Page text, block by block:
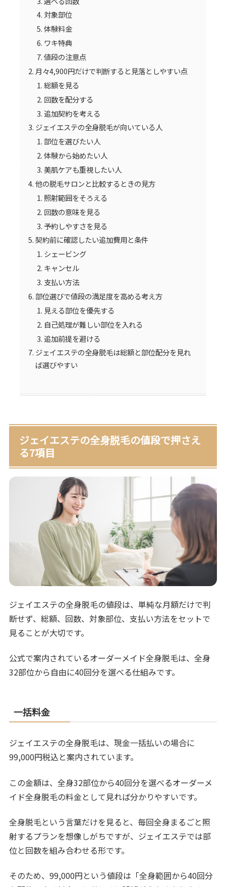
対象部位
体験料金
ワキ特典
値段の注意点
月々4,900円だけで判断すると見落としやすい点
総額を見る
回数を配分する
追加契約を考える
ジェイエステの全身脱毛が向いている人
部位を選びたい人
体験から始めたい人
美肌ケアも重視したい人
他の脱毛サロンと比較するときの見方
照射範囲をそろえる
回数の意味を見る
予約しやすさを見る
契約前に確認したい追加費用と条件
シェービング
キャンセル
支払い方法
部位選びで値段の満足度を高める考え方
見える部位を優先する
自己処理が難しい部位を入れる
追加前提を避ける
ジェイエステの全身脱毛は総額と部位配分を見れ
ば選びやすい
ジェイエステの全身脱毛の値段で押さえ
る7項目
ジェイエステの全身脱毛の値段は、単純な月額だけで判
断せず、総額、回数、対象部位、支払い方法をセットで
見ることが大切です。
公式で案内されているオーダーメイド全身脱毛は、全身
32部位から自由に40回分を選べる仕組みです。
一括料金
ジェイエステの全身脱毛は、現金一括払いの場合に
99,000円税込と案内されています。
この金額は、全身32部位から40回分を選べるオーダーメ
イド全身脱毛の料金として見れば分かりやすいです。
全身脱毛という言葉だけを見ると、毎回全身まるごと照
射するプランを想像しがちですが、ジェイエステでは部
位と回数を組み合わせる形です。
そのため、99,000円という値段は「全身範囲から40回分